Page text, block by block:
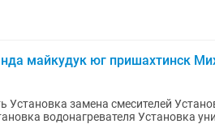
майкудук юг пришахтинск
смесителей Установка замена
водонагревателя Установка